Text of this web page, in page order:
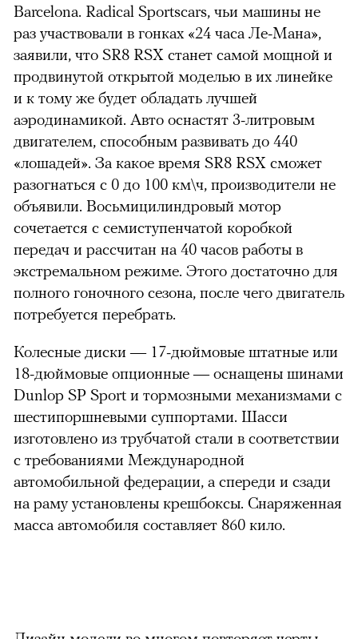
Barcelona. Radical Sportscars, чьи машины не
раз участвовали в гонках «24 часа Ле-Мана»,
заявили, что SR8 RSX станет самой мощной и
продвинутой открытой моделью в их линейке
и к тому же будет обладать лучшей
аэродинамикой. Авто оснастят 3-литровым
двигателем, способным развивать до 440
«лошадей». За какое время SR8 RSX сможет
разогнаться с 0 до 100 км\ч, производители не
объявили. Восьмицилиндровый мотор
сочетается с семиступенчатой коробкой
передач и рассчитан на 40 часов работы в
экстремальном режиме. Этого достаточно для
полного гоночного сезона, после чего двигатель
потребуется перебрать.
Колесные диски — 17-дюймовые штатные или
18-дюймовые опционные — оснащены шинами
Dunlop SP Sport и тормозными механизмами с
шестипоршневыми суппортами. Шасси
изготовлено из трубчатой стали в соответствии
с требованиями Международной
автомобильной федерации, а спереди и сзади
на раму установлены крешбоксы. Снаряженная
масса автомобиля составляет 860 кило.